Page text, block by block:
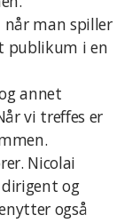
når man spiller
publikum i en
annet
vi treffes er
Nicolai
og
også